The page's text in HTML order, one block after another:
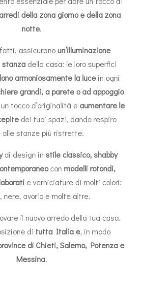
arredi della zona giorno e della zona
notte.
assicurano un’illuminazione
stanza della casa: le loro superfici
armoniosamente la luce in ogni
grandi, a parete o ad appoggio
tocco d’originalità eaumentare le
dei tuoi spazi, dando respiro
alle stanze più ristrette.
di design in stile classico, shabby
con modelli rotondi,
e verniciature di molti colori:
nere, avorio e molte altre.
il nuovo arredo della tua casa.
di tutta Italia e, in modo
di Chieti, Salerno, Potenza e
Messina.